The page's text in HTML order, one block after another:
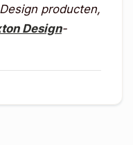
producten,
Design-